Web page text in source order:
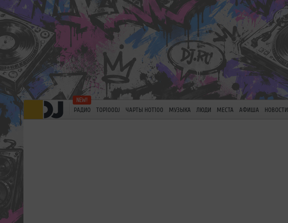
РАДИО TOP100DJ ЧАРТЫ HOT100 МУЗЫКА ЛЮДИ МЕСТА АФИША НОВОСТИ